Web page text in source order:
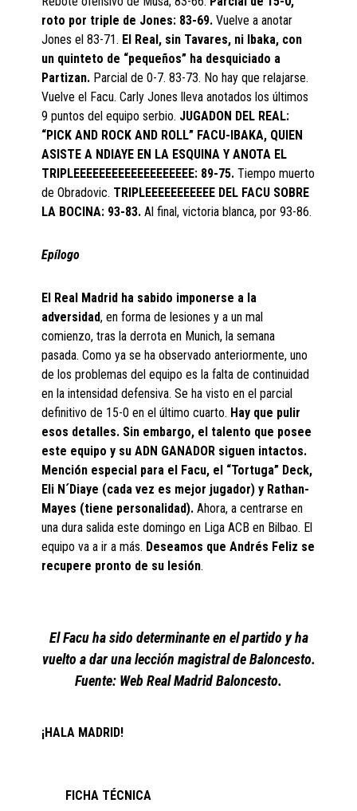
roto por triple de Jones: 83-69.Vuelve a anotar
Jones el 83-71. El Real, sin Tavares, ni Ibaka, con
un quinteto de “pequeños” ha desquiciado a
Partizan. Parcial de 0-7. 83-73. No hay que relajarse.
Vuelve el Facu. Carly Jones lleva anotados los últimos
9 puntos del equipo serbio. JUGADON DEL REAL:
“PICK AND ROCK AND ROLL” FACU-IBAKA, QUIEN
ASISTE A NDIAYE EN LA ESQUINA Y ANOTA EL
TRIPLEEEEEEEEEEEEEEEEEEE: 89-75.Tiempo muerto
de Obradovic. TRIPLEEEEEEEEEEE DEL FACU SOBRE
LA BOCINA: 93-83. Al final, victoria blanca, por 93-86.
Epílogo
El Real Madrid ha sabido imponerse a la
adversidad, en forma de lesiones y a un mal
comienzo, tras la derrota en Munich, la semana
pasada. Como ya se ha observado anteriormente, uno
de los problemas del equipo es la falta de continuidad
en la intensidad defensiva. Se ha visto en el parcial
definitivo de 15-0 en el último cuarto. Hay que pulir
esos detalles. Sin embargo, el talento que posee
este equipo y su ADN GANADOR siguen intactos.
Mención especial para el Facu, el “Tortuga” Deck,
Eli N´Diaye (cada vez es mejor jugador) y Rathan-
Mayes (tiene personalidad). Ahora, a centrarse en
una dura salida este domingo en Liga ACB en Bilbao. El
equipo va a ir a más. Deseamos que Andrés Feliz se
recupere pronto de su lesión.
El Facu ha sido determinante en el partido y ha
vuelto a dar una lección magistral de Baloncesto.
Fuente: Web Real Madrid Baloncesto.
¡HALA MADRID!
FICHA TÉCNICA